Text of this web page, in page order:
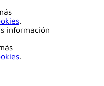
información